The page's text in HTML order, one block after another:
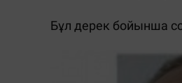
Бұл дерек бойынша